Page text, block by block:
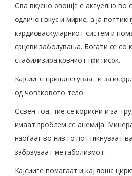
Ова вкусно овошје е актуелно во
одличен вкус и мирис, а ја
кардиоваскуларниот систем и
срцеви заболувања. Богати се со
стабилизира крвниот притисок.
Кајсиите придонесуваат и за
од човековото тело.
Освен тоа, тие се корисни и за
имаат проблем со анемија.
наоѓаат во нив го поттикнуваат
забрзуваат метаболизмот.
Кајсиите помагаат и кај лоша